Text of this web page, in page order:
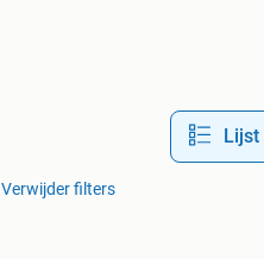
Lijst
Verwijder filters